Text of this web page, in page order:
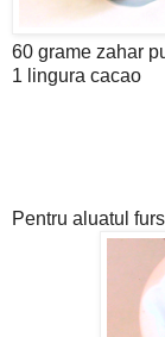
60 grame zahar
1 lingura cacao
Pentru aluatul